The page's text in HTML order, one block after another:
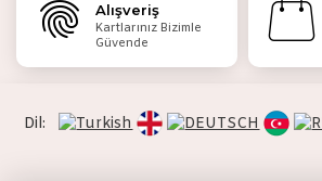
Alışveriş
Kartlarınız Bizimle
Güvende
Dil: